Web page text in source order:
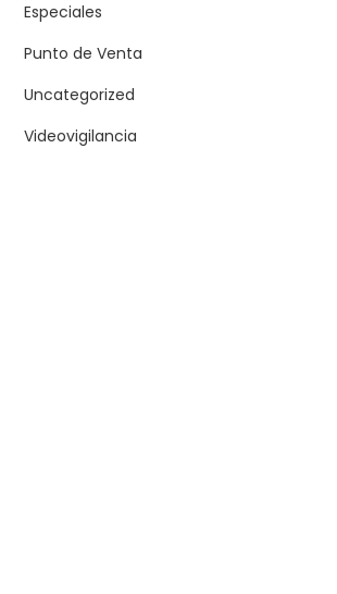
Especiales
Punto de Venta
Uncategorized
Videovigilancia